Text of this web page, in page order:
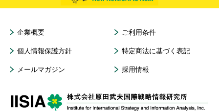
企業概要 ご利用条件
個人情報保護方針 特定商法に基づく表記
メールマガジン 採用情報